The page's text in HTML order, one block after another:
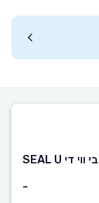
בי ווי די SEAL U
-